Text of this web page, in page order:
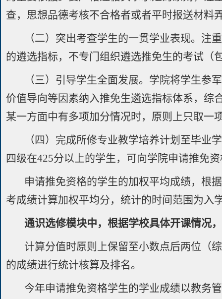
查，思想品德考核不合格者或者平时报送材料
（二）突出考查学生的一贯学业表现。
的遴选指标，不专门组织遴选推免生的考试（
（三）引导学生全面发展。学院将学生
价值导向等因素纳入推免生遴选指标体系，综
某一方面中有多项加分情况时，原则上只取一
（四）完成所修专业教学培养计划至毕业
四级在425分以上的学生，可向学院申请推免
申请推免资格的学生的加权平均成绩，根
考成绩计算加权平均分，统计的时间范围为入
通识选修模块中，根据学校具体开课情况
计算分值时原则上保留至小数点后两位（
的成绩进行统计核算及排名。
今年申请推免资格学生的学业成绩以教务